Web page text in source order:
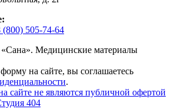
(800) 505-74-64
Медицинские материалы
на сайте, вы соглашаетесь
.
сайте не являются публичной офертой
404